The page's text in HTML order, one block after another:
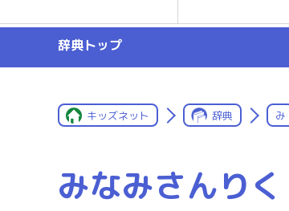
辞典トップ
キッズネット 辞典 み
みなみさんり